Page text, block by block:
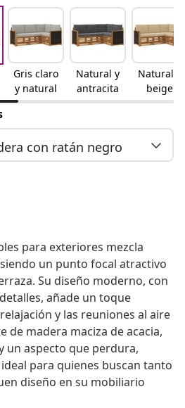
Gris claro
y natural
Natural y
antracita
Natural y
beige
con ratán negro
para exteriores mezcla
un punto focal atractivo
Su diseño moderno, con
añade un toque
y las reuniones al aire
de madera maciza de acacia,
un aspecto que perdura,
para quienes buscan tanto
diseño en su mobiliario